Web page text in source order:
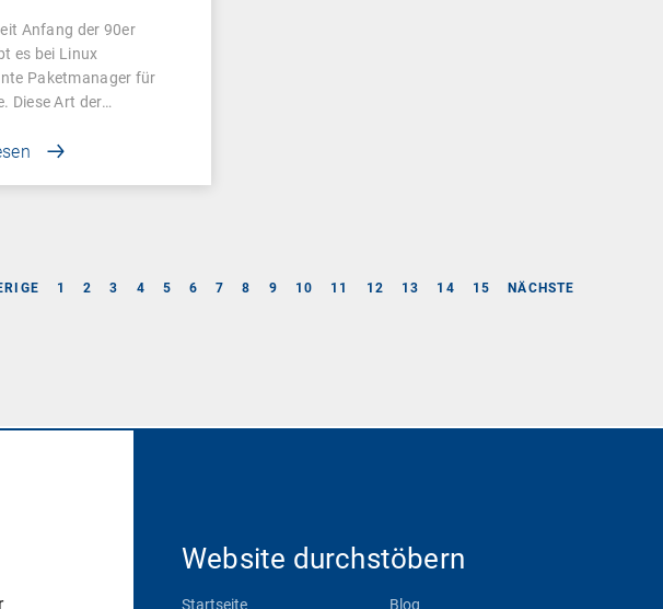
Anfang der 90er
es bei Linux
Paketmanager für
Diese Art der…
1 2 3 4 5 6 7 8 9 10 11 12 13 14 15 NÄCHSTE
Website durchstöbern
Startseite Blog